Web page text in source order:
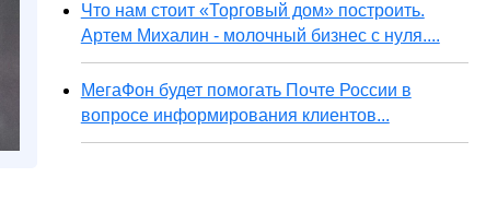
Что нам стоит «Торговый дом» построить.
Артем Михалин - молочный бизнес с нуля....
МегаФон будет помогать Почте России в
вопросе информирования клиентов...